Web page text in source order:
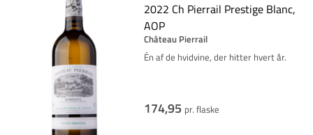
2022 Ch Pierrail Prestige Blanc,
AOP
Château Pierrail
Én af de hvidvine, der hitter hvert år.
174,95 pr. flaske